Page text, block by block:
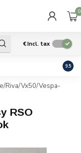
0
€Incl. tax
Geen
9.5
Riva/Vx50/Vespa-
RSO